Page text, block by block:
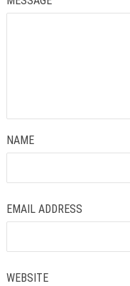
NAME
EMAIL ADDRESS
WEBSITE